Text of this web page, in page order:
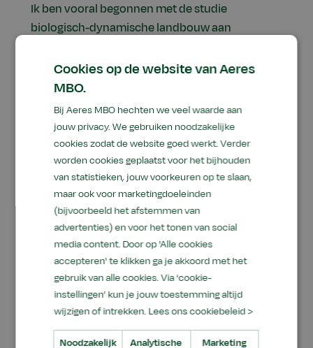
Ik ben vooral begonnen met de studie
biologisch-dynamische landbouw aan
vind. Vooral hoe melkvee werkt; om hun
spijsvertering en hoe je daarmee kunt sturen.
Wat je je koeien voert, bepaalt de samenstelling
van de melk, de mest en het effect daarvan op
de bodem, op onze voeding en daardoor ook op
ons lijf. De lessen die we hierover krijgen op
Warmonderhof inspireren mij om meer te leren
over de effecten van de keuzes die je als boer
kunt maken.
Door de complexe maagwerking van koeien
voelt het alsof ik over deze tak oneindig veel kan
leren. Het effect van je handelen als boer is zo
groot. Als je dat eenmaal weet, kun je je daar niet
meer van afwenden; dat je hierin een
verantwoordelijkheid hebt en via het voer van je
Cookies op de website van Aeres
MBO.
Bij Aeres MBO hechten we veel waarde aan
jouw privacy. We gebruiken noodzakelijke
cookies zodat de website goed werkt. Verder
worden cookies geplaatst voor het bijhouden
van statistieken, jouw voorkeuren op te slaan,
maar ook voor marketingdoeleinden
(bijvoorbeeld het afstemmen van
advertenties) en voor het tonen van social
media content. Door op 'Alle cookies
accepteren' te klikken ga je akkoord met het
gebruik van alle cookies. Via ‘cookie-
instellingen’ kun je jouw toestemming altijd
wijzigen of intrekken. Lees ons cookiebeleid >
Noodzakelijk Analytische Marketing